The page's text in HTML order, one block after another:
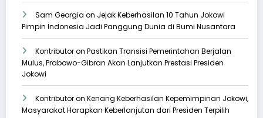
Sam Georgia on Jejak Keberhasilan 10 Tahun Jokowi
Pimpin Indonesia Jadi Panggung Dunia di Bumi Nusantara
Kontributoron Pastikan Transisi Pemerintahan Berjalan
Mulus, Prabowo-Gibran Akan Lanjutkan Prestasi Presiden
Jokowi
Kontributoron Kenang Keberhasilan Kepemimpinan Jokowi,
Masyarakat Harapkan Keberlanjutan dari Presiden Terpilih